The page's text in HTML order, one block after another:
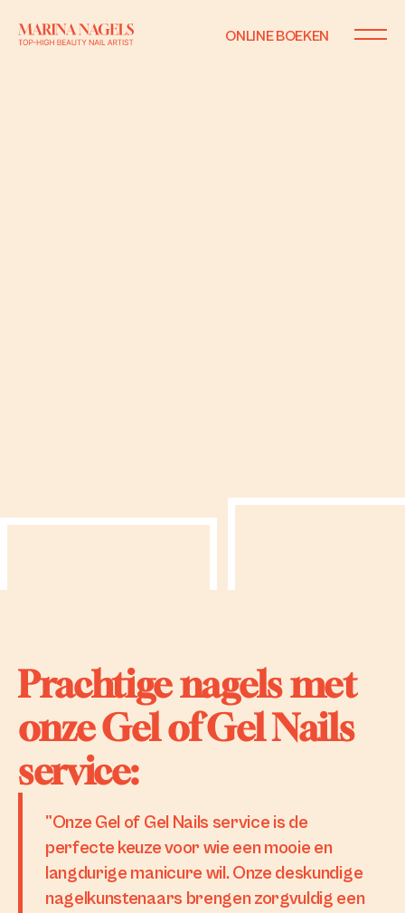
ONLINE BOEKEN
Prachtige nagels met
onze Gel of Gel Nails
service:
"Onze Gel of Gel Nails service is de
perfecte keuze voor wie een mooie en
langdurige manicure wil. Onze deskundige
nagelkunstenaars brengen zorgvuldig een